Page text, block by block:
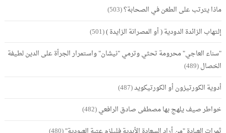
ماذا يترتب على الطعن في الصحابة؟(503)
إلتهاب الزائدة الدودية ( أو المصرانة الزايدة )(501)
"سناء العاجي" محرومة تحثي وترمي "نيشان" واستمرار الجرأة على الدين لطيفة
الخصال(489)
أدوية الكورتيزون أو الكورتيكويد(487)
خواطر صيف يلهج بها مصطفى صادق الرافعي(482)